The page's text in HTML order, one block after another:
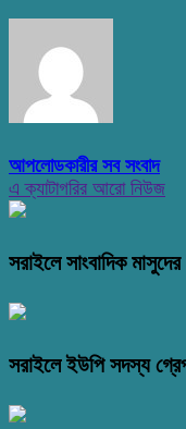
আপলোডকারীর সব সংবাদ
এ ক্যাটাগরির আরো নিউজ
সরাইলে সাংবাদিক
সরাইলে ইউপি সদস্য